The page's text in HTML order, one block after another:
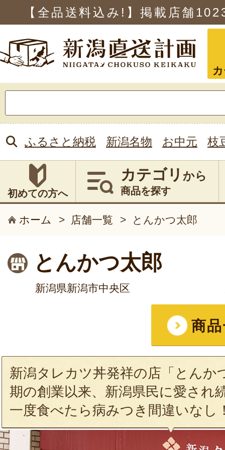
【全品送料込み!】掲載店舗
索:
ふるさと納税 新潟名物 お中元 枝
初めての方へ
カテゴリ から
商品を探す
ホーム > 店舗一覧 > とんかつ太郎
とんかつ太郎
新潟県新潟市中央区
商
新潟タレカツ丼発祥の店「とんか
期の創業以来、新潟県民に愛され
一度食べたら病みつき間違いなし